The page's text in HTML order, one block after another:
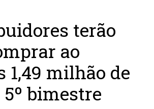
terão
ao
1,49 milhão de
bimestre